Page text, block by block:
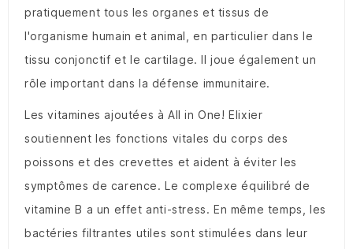
pratiquement tous les organes et tissus de
l'organisme humain et animal, en particulier dans le
tissu conjonctif et le cartilage. Il joue également un
rôle important dans la défense immunitaire.
Les vitamines ajoutées à All in One! Elixier
soutiennent les fonctions vitales du corps des
poissons et des crevettes et aident à éviter les
symptômes de carence. Le complexe équilibré de
vitamine B a un effet anti-stress. En même temps, les
bactéries filtrantes utiles sont stimulées dans leur